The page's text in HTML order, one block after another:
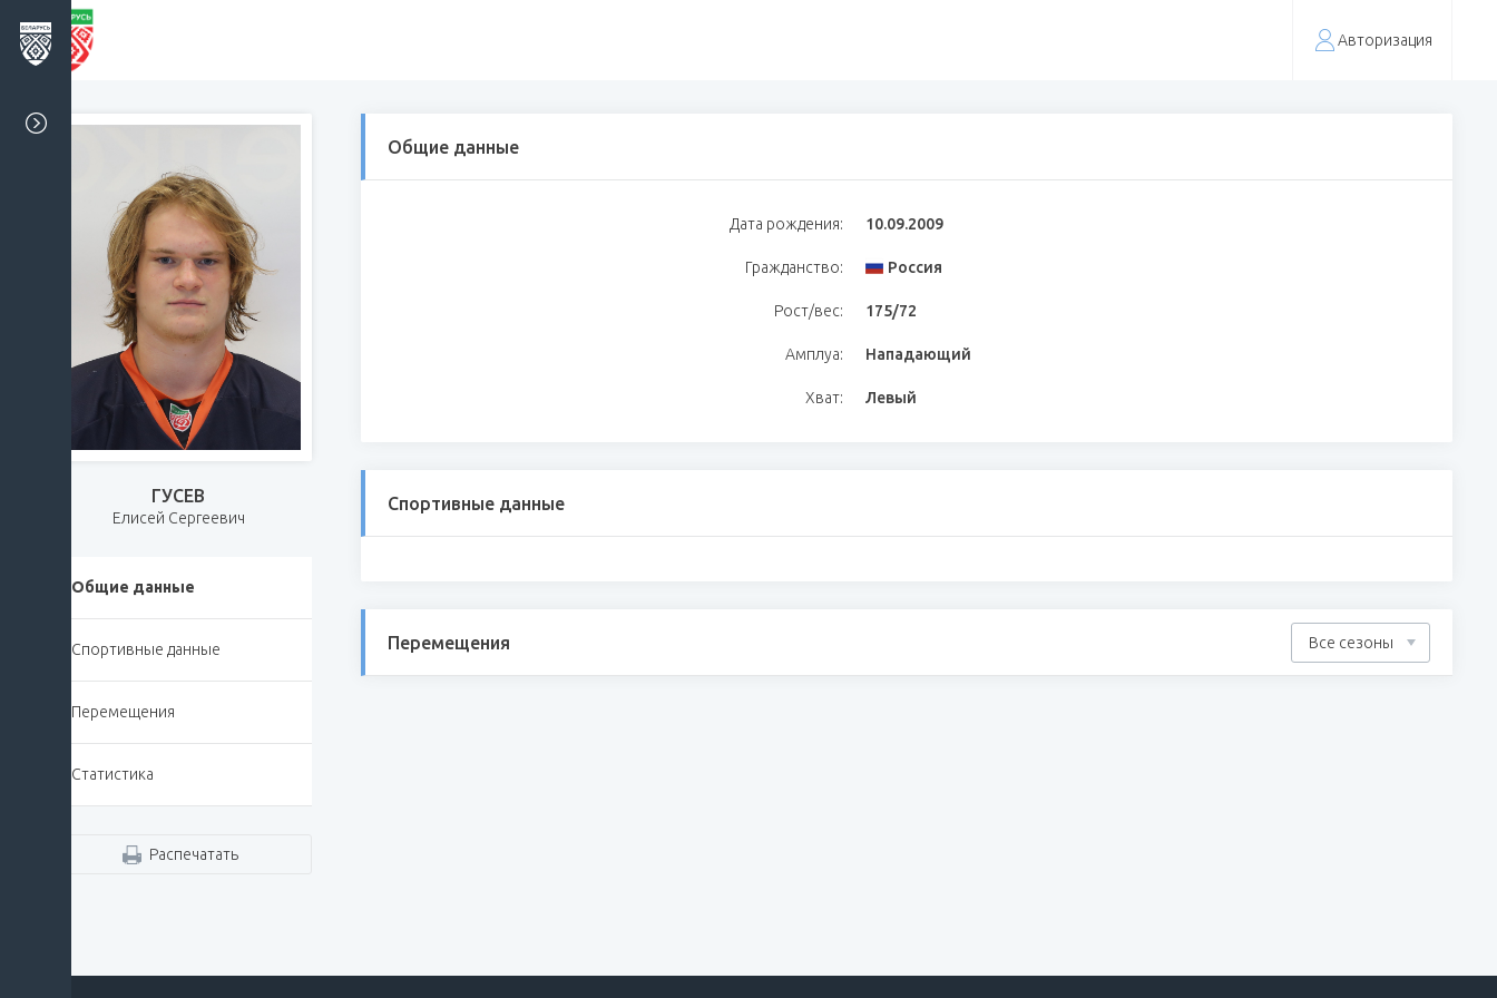
Авторизация
ГУСЕВ
Елисей Сергеевич
Общие данные
Спортивные данные
Перемещения
Статистика
Распечатать
Общие данные
Дата рождения: 10.09.2009
Гражданство: Россия
Рост/вес: 175/72
Амплуа: Нападающий
Хват: Левый
Спортивные данные
Перемещения Все сезоны